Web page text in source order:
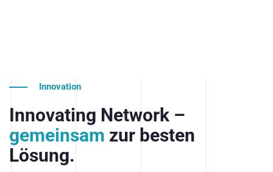
Innovation
Innovating Network –
gemeinsam zur besten
Lösung.